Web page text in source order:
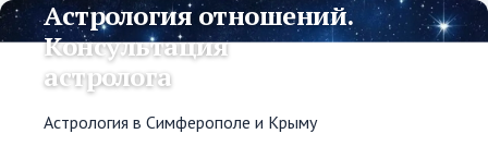
Астрология отношений.
Консультация
астролога
Астрология в Симферополе и Крыму